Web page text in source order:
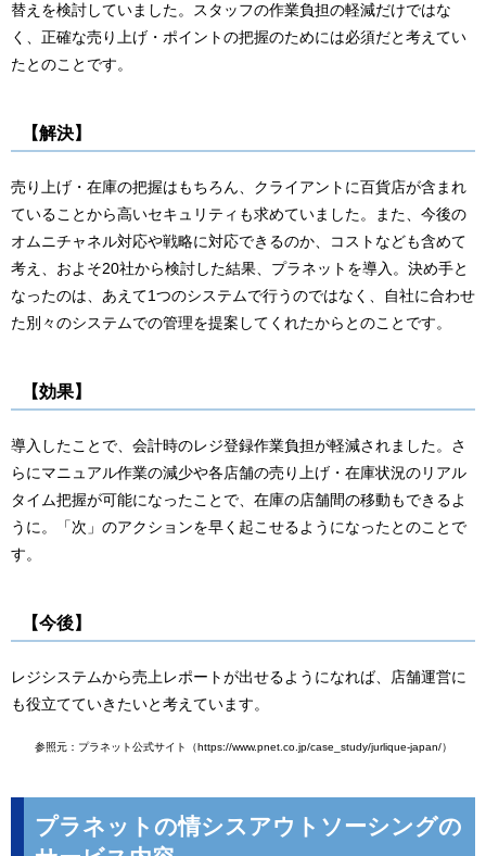
替えを検討していました。スタッフの作業負担の軽減だけではな
く、正確な売り上げ・ポイントの把握のためには必須だと考えてい
たとのことです。
【解決】
売り上げ・在庫の把握はもちろん、クライアントに百貨店が含まれ
ていることから高いセキュリティも求めていました。また、今後の
オムニチャネル対応や戦略に対応できるのか、コストなども含めて
考え、およそ20社から検討した結果、プラネットを導入。決め手と
なったのは、あえて1つのシステムで行うのではなく、自社に合わせ
た別々のシステムでの管理を提案してくれたからとのことです。
【効果】
導入したことで、会計時のレジ登録作業負担が軽減されました。さ
らにマニュアル作業の減少や各店舗の売り上げ・在庫状況のリアル
タイム把握が可能になったことで、在庫の店舗間の移動もできるよ
うに。「次」のアクションを早く起こせるようになったとのことで
す。
【今後】
レジシステムから売上レポートが出せるようになれば、店舗運営に
も役立てていきたいと考えています。
参照元：プラネット公式サイト（https://www.pnet.co.jp/case_study/jurlique-japan/）
プラネットの情シスアウトソーシングの